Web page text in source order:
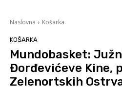
Naslovna Košarka
KOŠARKA
Mundobasket:
Đorđevićeve Kine,
Zelenortskih